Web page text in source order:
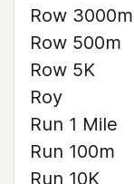
Row 3000m
Row 500m
Row 5K
Roy
Run 1 Mile
Run 100m
Run 10K